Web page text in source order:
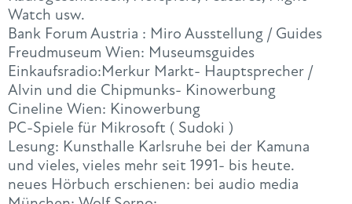
Watch usw.
Bank Forum Austria : Miro Ausstellung / Guides
Freudmuseum Wien: Museumsguides
Einkaufsradio:Merkur Markt- Hauptsprecher /
Alvin und die Chipmunks- Kinowerbung
Cineline Wien: Kinowerbung
PC-Spiele für Mikrosoft ( Sudoki )
Lesung: Kunsthalle Karlsruhe bei der Kamuna
und vieles, vieles mehr seit 1991- bis heute.
neues Hörbuch erschienen: bei audio media